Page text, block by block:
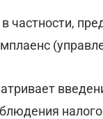
частности,